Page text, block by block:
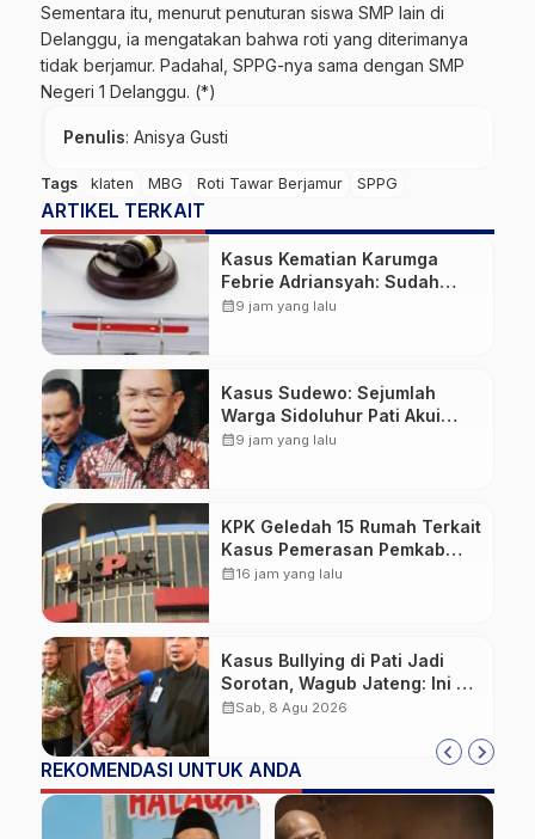
Sementara itu, menurut penuturan siswa SMP lain di
Delanggu, ia mengatakan bahwa roti yang diterimanya
tidak berjamur. Padahal, SPPG-nya sama dengan SMP
Negeri 1 Delanggu. (*)
Penulis: Anisya Gusti
Tags klaten MBG Roti Tawar Berjamur SPPG
ARTIKEL TERKAIT
Kasus Kematian Karumga
Febrie Adriansyah: Sudah
Naik ke Penyidikan dan
calendar_month9 jam yang lalu
Kasus Sudewo: Sejumlah
Warga Sidoluhur Pati Akui
Bayar Ratusan Juta untuk
calendar_month9 jam yang lalu
KPK Geledah 15 Rumah Terkait
Kasus Pemerasan Pemkab
Pemalang, Sita Dokumen
calendar_month16 jam yang lalu
Kasus Bullying di Pati Jadi
Sorotan, Wagub Jateng: Ini PR
Bersama
calendar_monthSab, 8 Agu 2026
REKOMENDASI UNTUK ANDA